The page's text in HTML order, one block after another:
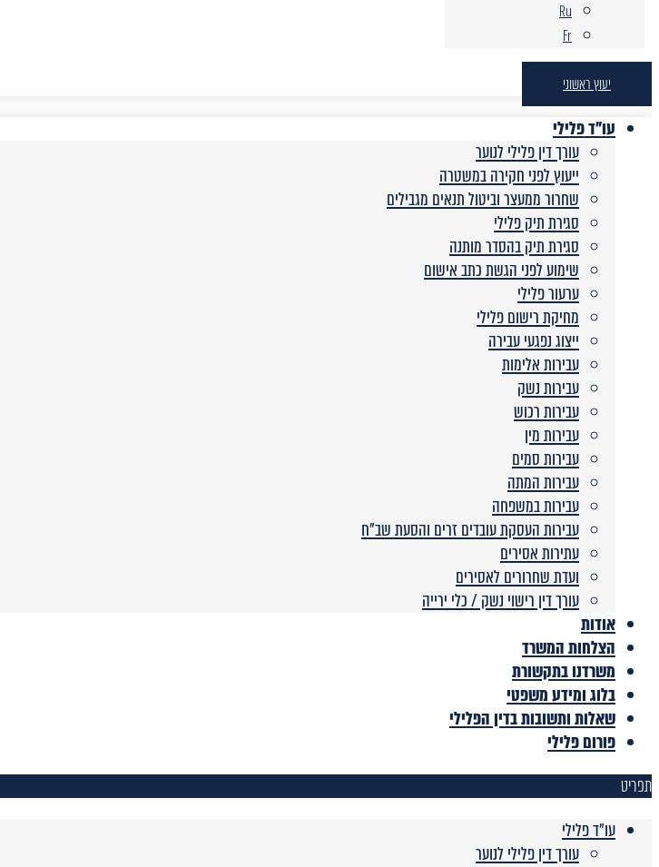
Ru
Fr
יעוץ ראשוני
עו"ד פלילי
עורך דין פלילי לנוער
ייעוץ לפני חקירה במשטרה
שחרור ממעצר וביטול תנאים מגבילים
סגירת תיק פלילי
סגירת תיק בהסדר מותנה
שימוע לפני הגשת כתב אישום
ערעור פלילי
מחיקת רישום פלילי
ייצוג נפגעי עבירה
עבירות אלימות
עבירות נשק
עבירות רכוש
עבירות מין
עבירות סמים
עבירות המתה
עבירות במשפחה
עבירות העסקת עובדים זרים והסעת שב”ח
עתירות אסירים
ועדת שחרורים לאסירים
עורך דין רישוי נשק / כלי ירייה
אודות
הצלחות המשרד
משרדנו בתקשורת
בלוג ומידע משפטי
שאלות ותשובות בדין הפלילי
פורום פלילי
תפריט
עו"ד פלילי
עורך דין פלילי לנוער